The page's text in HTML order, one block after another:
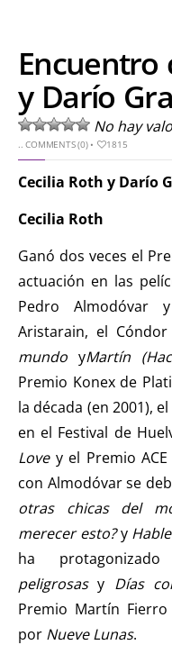
Encuentro
y Darío
No hay
..COMMENTS (0)• 1815
Cecilia Roth y Darío
Cecilia Roth
Ganó dos veces el
actuación en las
Pedro Almodóvar
Aristarain, el
mundo yMartín
Premio Konex de
la década (en 2001),
en el Festival de
Lovey el Premio ACE
con Almodóvar se
otras chicas del
merecer esto?y
ha
peligrosasy Días
Premio Martín
por Nueve Lunas.